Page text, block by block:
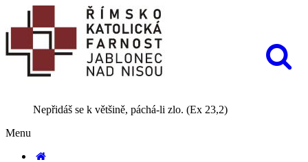
Nepřidáš se k většině, páchá-li zlo. (Ex 23,2)
Menu